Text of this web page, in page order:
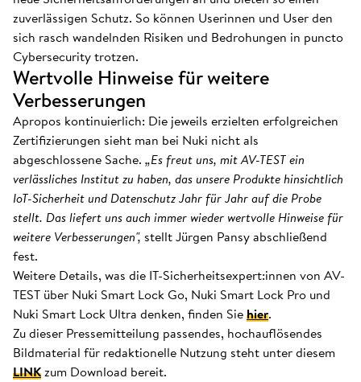
zuverlässigen Schutz. So können Userinnen und User den
sich rasch wandelnden Risiken und Bedrohungen in puncto
Cybersecurity trotzen.
Wertvolle Hinweise für weitere
Verbesserungen
Apropos kontinuierlich: Die jeweils erzielten erfolgreichen
Zertifizierungen sieht man bei Nuki nicht als
abgeschlossene Sache. „Es freut uns, mit AV-TEST ein
verlässliches Institut zu haben, das unsere Produkte hinsichtlich
IoT-Sicherheit und Datenschutz Jahr für Jahr auf die Probe
stellt. Das liefert uns auch immer wieder wertvolle Hinweise für
weitere Verbesserungen", stellt Jürgen Pansy abschließend
fest.
Weitere Details, was die IT-Sicherheitsexpert:innen von AV-
TEST über Nuki Smart Lock Go, Nuki Smart Lock Pro und
Nuki Smart Lock Ultra denken, finden Siehier.
Zu dieser Pressemitteilung passendes, hochauflösendes
Bildmaterial für redaktionelle Nutzung steht unter diesem
LINKzum Download bereit.